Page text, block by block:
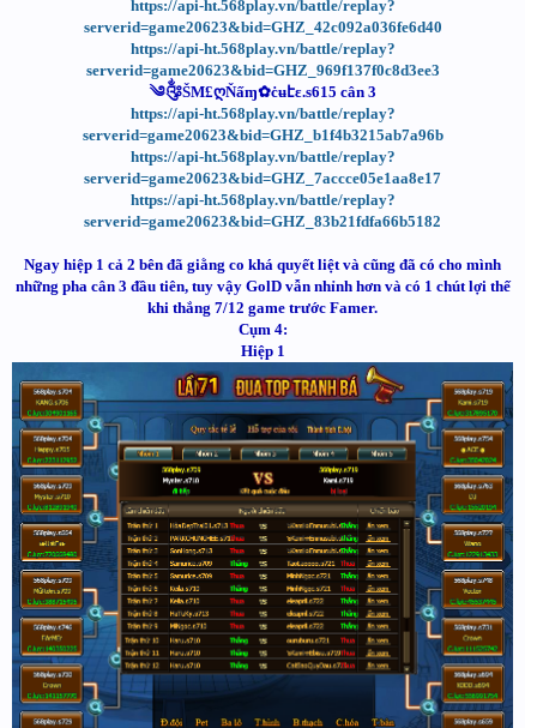
https://api-ht.568play.vn/battle/replay?
serverid=game20623&bid=GHZ_42c092a036fe6d40
https://api-ht.568play.vn/battle/replay?
serverid=game20623&bid=GHZ_969f137f0c8d3ee3
༄༂ŠM£ღŇấɱ✿ċʉէε.s615 cân 3
https://api-ht.568play.vn/battle/replay?
serverid=game20623&bid=GHZ_b1f4b3215ab7a96b
https://api-ht.568play.vn/battle/replay?
serverid=game20623&bid=GHZ_7accce05e1aa8e17
https://api-ht.568play.vn/battle/replay?
serverid=game20623&bid=GHZ_83b21fdfa66b5182
Ngay hiệp 1 cả 2 bên đã giằng co khá quyết liệt và cũng đã có cho mình
những pha cân 3 đầu tiên, tuy vậy GolD vẫn nhỉnh hơn và có 1 chút lợi thế
khi thắng 7/12 game trước Famer.
Cụm 4:
Hiệp 1